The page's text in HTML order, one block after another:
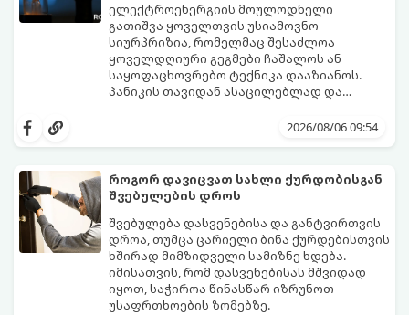
ელექტროენერგიის მოულოდნელი
გათიშვა ყოველთვის უსიამოვნო
სიურპრიზია, რომელმაც შესაძლოა
ყოველდღიური გეგმები ჩაშალოს ან
საყოფაცხოვრებო ტექნიკა დააზიანოს.
პანიკის თავიდან ასაცილებლად და
უზრუნველსაყოფად, მნიშვნელოვანია
რომლებიც შუქის ქრობისთანავე
2026/08/06 09:54
როგორ დავიცვათ სახლი ქურდობისგან
შვებულების დროს
შვებულება დასვენებისა და განტვირთვის
დროა, თუმცა ცარიელი ბინა ქურდებისთვის
ხშირად მიმზიდველი სამიზნე ხდება.
იმისათვის, რომ დასვენებისას მშვიდად
იყოთ, საჭიროა წინასწარ იზრუნოთ
უსაფრთხოების ზომებზე.